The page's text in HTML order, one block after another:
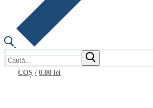
după:
COȘ / 0.00 lei